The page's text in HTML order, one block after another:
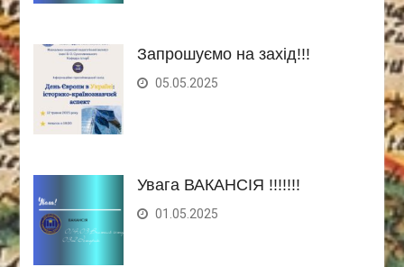
Запрошуємо на захід!!!
05.05.2025
Увага ВАКАНСІЯ !!!!!!!
01.05.2025